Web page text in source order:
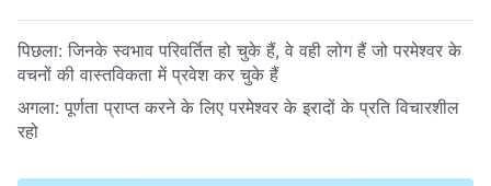
पिछला: जिनके स्वभाव परिवर्तित हो चुके हैं, वे वही लोग हैं जो परमेश्वर के
वचनों की वास्तविकता में प्रवेश कर चुके हैं
अगला: पूर्णता प्राप्त करने के लिए परमेश्वर के इरादों के प्रति विचारशील
रहो